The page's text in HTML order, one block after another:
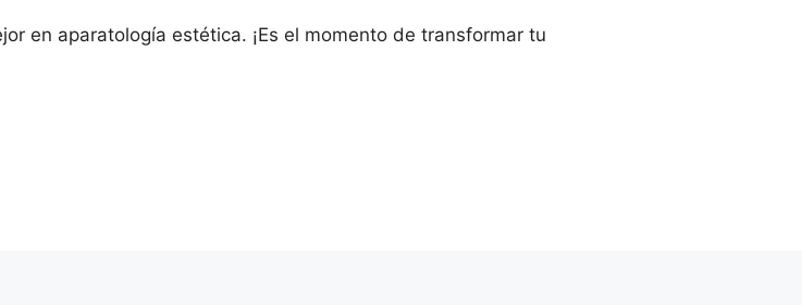
en aparatología estética. ¡Es el momento de transformar tu